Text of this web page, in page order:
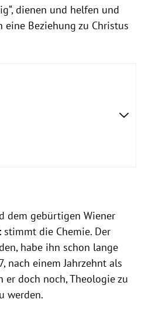
dienen und helfen und
eine Beziehung zu Christus
dem gebürtigen Wiener
stimmt die Chemie. Der
habe ihn schon lange
nach einem Jahrzehnt als
er doch noch, Theologie zu
werden.